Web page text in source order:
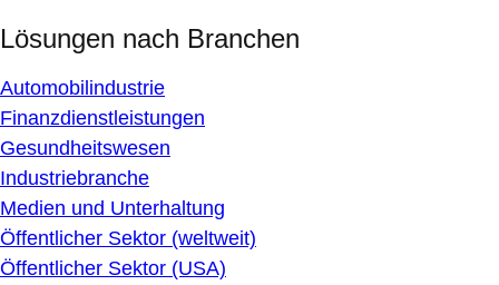
Lösungen nach Branchen
Automobilindustrie
Finanzdienstleistungen
Gesundheitswesen
Industriebranche
Medien und Unterhaltung
Öffentlicher Sektor (weltweit)
Öffentlicher Sektor (USA)